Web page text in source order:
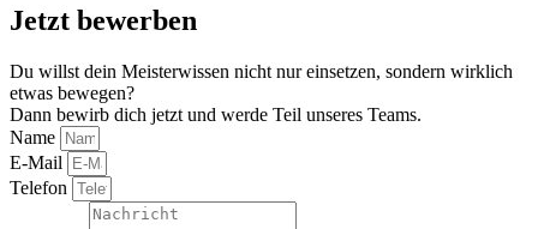
Jetzt bewerben
Du willst dein Meisterwissen nicht nur einsetzen, sondern wirklich
etwas bewegen?
Dann bewirb dich jetzt und werde Teil unseres Teams.
Name
E-Mail
Telefon